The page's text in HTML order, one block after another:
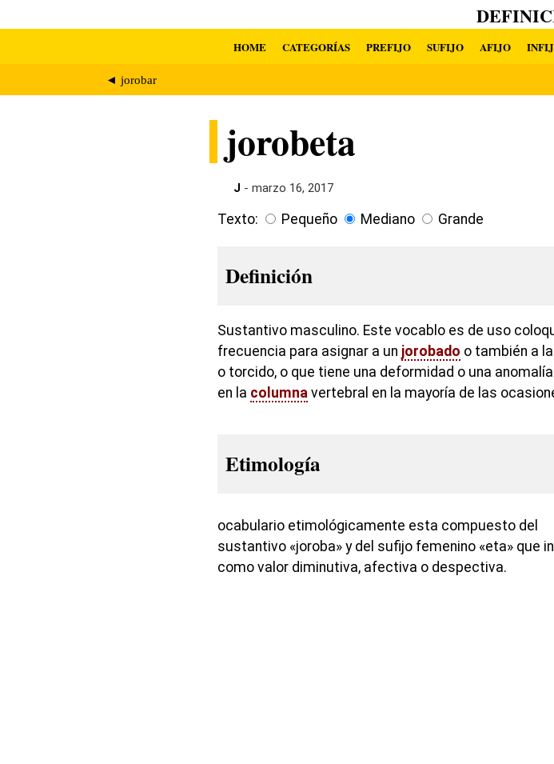
HOME CATEGORÍAS PREFIJO SUFIJO AFIJO
◄ jorobar
jorobeta
J - marzo 16, 2017
Texto: Pequeño Mediano Grande
Definición
Sustantivo masculino. Este vocablo es de uso
frecuencia para asignar a un jorobado o también a
o torcido, o que tiene una deformidad o una
en la columna vertebral en la mayoría de las
Etimología
ocabulario etimológicamente esta compuesto del
sustantivo «joroba» y del sufijo femenino «eta» que
como valor diminutiva, afectiva o despectiva.